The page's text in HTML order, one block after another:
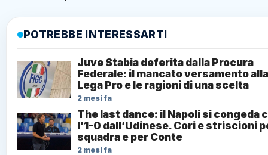
POTREBBE INTERESSARTI
Juve Stabia deferita dalla Procura
Federale: il mancato versamento alla
Lega Pro e le ragioni di una scelta
2 mesi fa
The last dance: il Napoli si congeda
l’1-0 dall’Udinese. Cori e striscioni
squadra e per Conte
2 mesi fa